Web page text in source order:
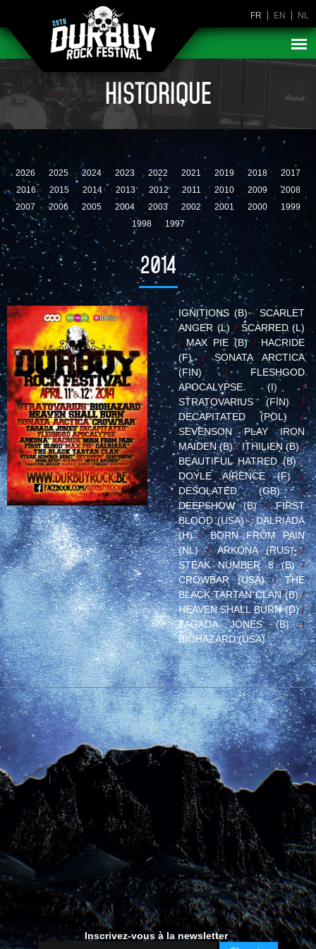
FR EN NL
HISTORIQUE
2026 2025 2024 2023 2022 2021 2019 2018
2017
2016
2015 2014 2013 2012 2011 2010 2009
2008
2007
2006 2005 2004 2003 2002 2001 2000
1999
1998
1997
2014
IGNITIONS (B)/SCARLET
ANGER (L) /SCARRED (L)
/MAX PIE (B) /HACRIDE
(F) /SONATA ARCTICA
(FIN)/FLESHGOD
APOCALYPSE (I)/
STRATOVARIUS (FIN)/
DECAPITATED (POL)/
SEVENSON PLAY IRON
MAIDEN (B)/ITHILIEN (B)/
BEAUTIFUL HATRED (B)/
DOYLE AIRENCE (F)/
DESOLATED (GB)/
DEEPSHOW (B)/FIRST
BLOOD (USA)/DALRIADA
(H)/BORN FROM PAIN
(NL)/ARKONA (RUS)/
STEAK NUMBER 8 (B)/
CROWBAR (USA)/THE
BLACK TARTAN CLAN (B)/
HEAVEN SHALL BURN (D)/
TAGADA JONES (B)/
BIOHAZARD (USA)
Inscrivez-vous à la newsletter